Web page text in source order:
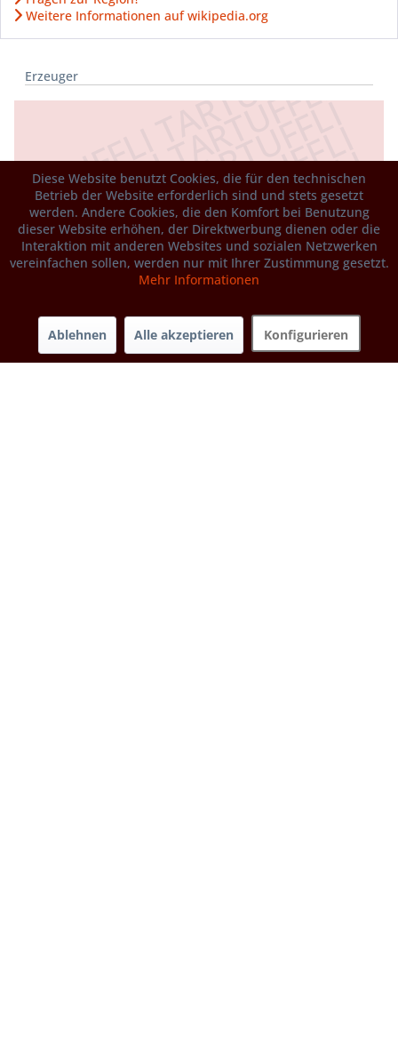
Weitere Informationen auf wikipedia.org
Erzeuger
Biohof Grabendorfer
Diese Website benutzt Cookies, die für den technischen
Betrieb der Website erforderlich sind und stets gesetzt
werden. Andere Cookies, die den Komfort bei Benutzung
dieser Website erhöhen, der Direktwerbung dienen oder die
Interaktion mit anderen Websites und sozialen Netzwerken
vereinfachen sollen, werden nur mit Ihrer Zustimmung gesetzt.
Mehr Informationen
Ablehnen Alle akzeptieren Konfigurieren